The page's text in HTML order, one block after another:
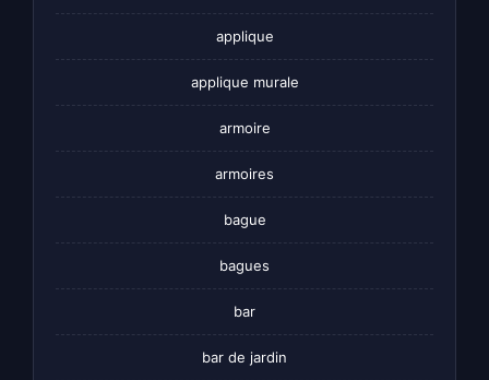
applique
applique murale
armoire
armoires
bague
bagues
bar
bar de jardin